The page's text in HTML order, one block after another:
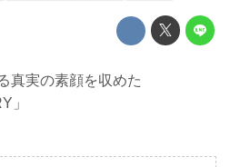
真実の素顔を収めた
」